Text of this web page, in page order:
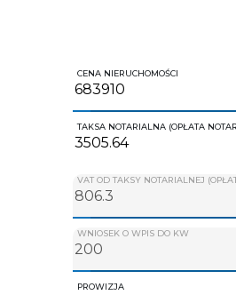
CENA NIERUCHOMOŚCI
TAKSA NOTARIALNA (OPŁATA
VAT OD TAKSY NOTARIALNEJ
WNIOSEK O WPIS DO KW
PROWIZJA